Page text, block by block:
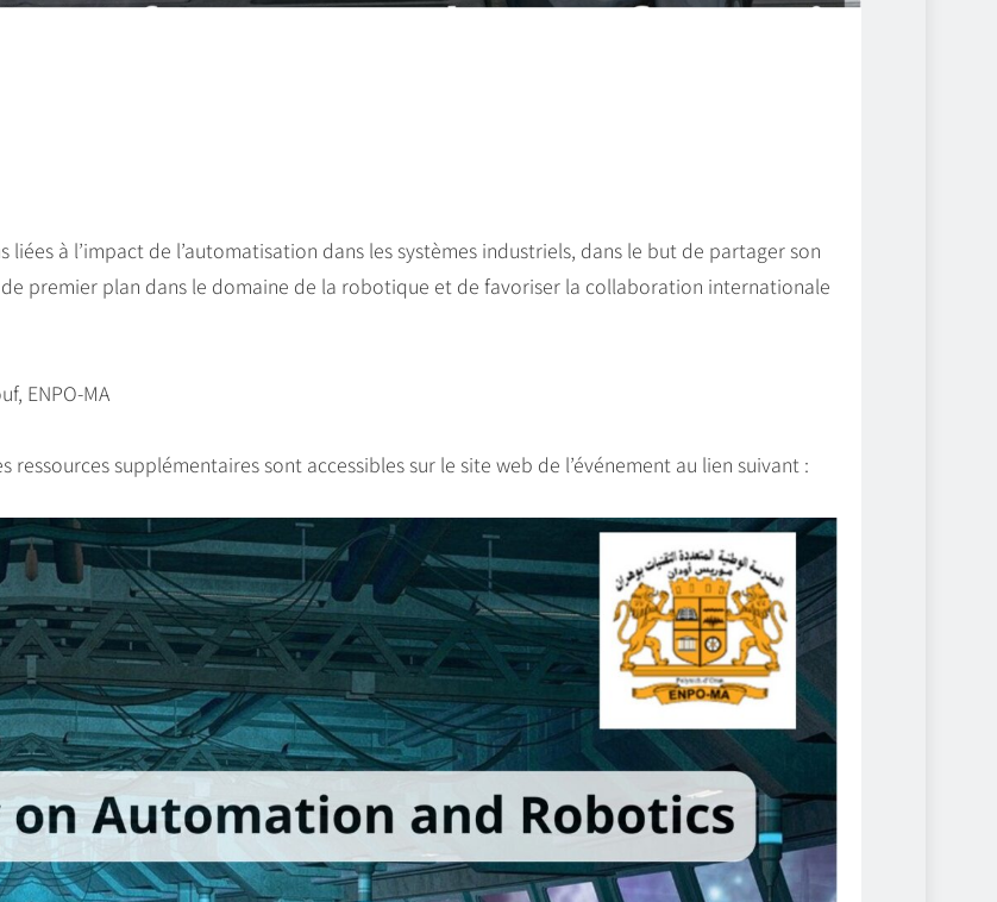
liées à l’impact de l’automatisation dans les systèmes industriels, dans le but de partager son
premier plan dans le domaine de la robotique et de favoriser la collaboration internationale
ENPO-MA
supplémentaires sont accessibles sur le site web de l’événement au lien suivant :